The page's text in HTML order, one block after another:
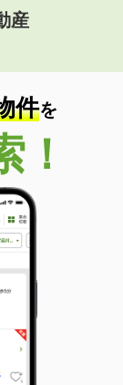
産
件を
！